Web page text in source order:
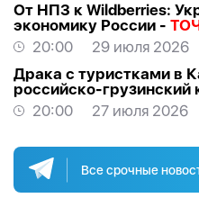
От НПЗ к Wildberries:
экономику России -
20:00
29 июля 2026
Драка с туристками в
российско-грузинский
20:00
27 июля 2026
Все срочные